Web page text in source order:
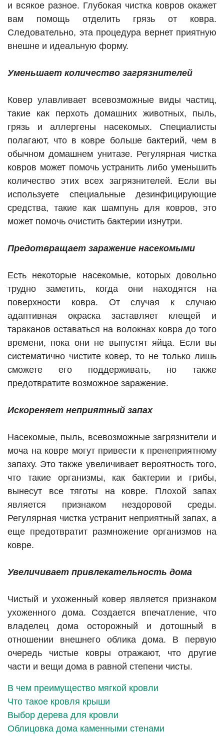
и всякое разное. Глубокая чистка ковров окажет
вам помощь отделить грязь от ковра.
Следовательно, эта процедура вернет приятную
внешне и идеальную форму.
Уменьшает количество загрязнителей
Ковер улавливает всевозможные виды частиц,
такие как перхоть домашних животных, пыль,
грязь и аллергены насекомых. Специалисты
полагают, что в ковре больше бактерий, чем в
обычном домашнем унитазе. Регулярная чистка
ковров может помочь устранить либо уменьшить
количество этих всех загрязнителей. Если вы
используете специальные дезинфицирующие
средства, такие как шампунь для ковров, это
может помочь очистить бактерии изнутри.
Предотвращает заражение насекомыми
Есть некоторые насекомые, которых довольно
трудно заметить, когда они находятся на
поверхности ковра. От случая к случаю
адаптивная окраска заставляет клещей и
тараканов оставаться на волокнах ковра до того
времени, пока они не выпустят яйца. Если вы
систематично чистите ковер, то не только лишь
сможете его поддерживать, но также
предотвратите возможное заражение.
Искореняет неприятный запах
Насекомые, пыль, всевозможные загрязнители и
моча на ковре могут привести к пренеприятному
запаху. Это также увеличивает вероятность того,
что такие организмы, как бактерии и грибы,
вынесут все тяготы на ковре. Плохой запах
является признаком нездоровой среды.
Регулярная чистка устранит неприятный запах, а
еще предотвратит размножение организмов на
ковре.
Увеличивает привлекательность дома
Чистый и ухоженный ковер является признаком
ухоженного дома. Создается впечатление, что
владелец дома осторожный и дотошный в
отношении внешнего облика дома. В первую
очередь чистые ковры отражают, что другие
части и вещи дома в равной степени чисты.
В чем преимущество мягкой кровли
Что такое кровля крыши
Выбор дерева для кровли
Облицовка дома каменными стенами